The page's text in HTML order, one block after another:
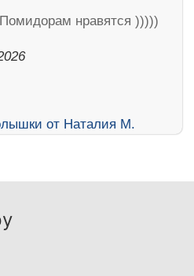
нравятся )))))